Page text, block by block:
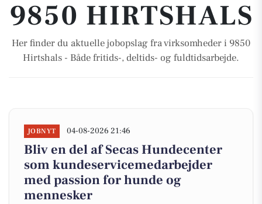
9850 HIRTSHALS
Her finder du aktuelle jobopslag fra virksomheder i 9850
Hirtshals - Både fritids-, deltids- og fuldtidsarbejde.
JOBNYT 04-08-2026 21:46
Bliv en del af Secas Hundecenter
som kundeservicemedarbejder
med passion for hunde og
mennesker